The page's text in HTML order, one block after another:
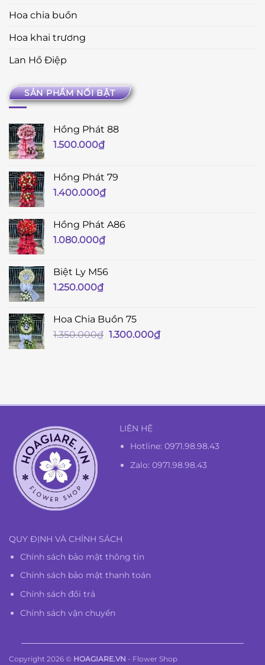
Hoa chia buồn
Hoa khai trương
Lan Hồ Điệp
SẢN PHẨM NỔI BẬT
Hồng Phát 88
1.500.000₫
Hồng Phát 79
1.400.000₫
Hồng Phát A86
1.080.000₫
Biệt Ly M56
1.250.000₫
Hoa Chia Buồn 75
1.350.000₫ Giá
1.300.000₫Giá
LIÊN HỆ
Hotline:0971.98.98.43
Zalo: 0971.98.98.43
QUY ĐỊNH VÀ CHÍNH SÁCH
Chính sách bảo mật thông tin
Chính sách bảo mật thanh toán
Chính sách đổi trả
Chính sách vận chuyển
Copyright 2026 © HOAGIARE.VN - Flower Shop